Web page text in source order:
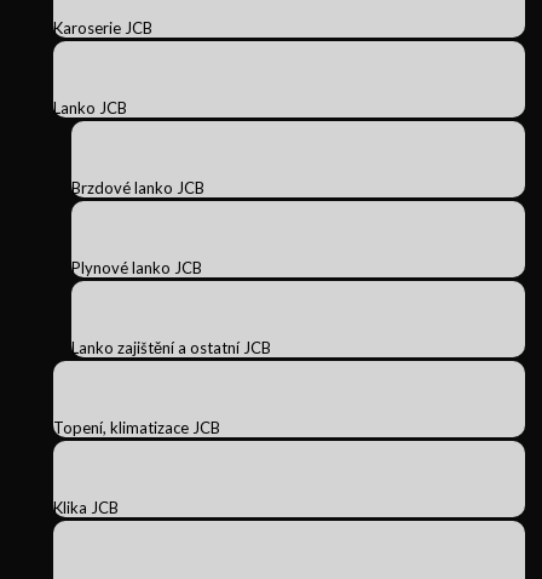
Karoserie JCB
Lanko JCB
Brzdové lanko JCB
Plynové lanko JCB
Lanko zajištění a ostatní JCB
Topení, klimatizace JCB
Klika JCB